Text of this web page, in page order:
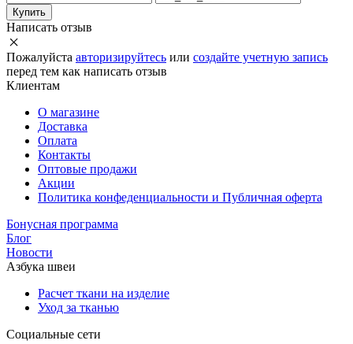
Купить
Написать отзыв
Пожалуйста авторизируйтесь или создайте учетную запись
перед тем как написать отзыв
Клиентам
О магазине
Доставка
Оплата
Контакты
Оптовые продажи
Акции
Политика конфеденциальности и Публичная оферта
Бонусная программа
Блог
Новости
Азбука швеи
Расчет ткани на изделие
Уход за тканью
Социальные сети